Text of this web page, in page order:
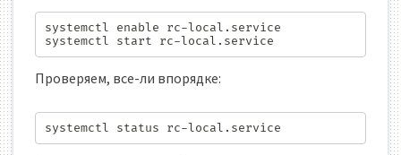
systemctl enable rc-local.service
systemctl start rc-local.service
Проверяем, все-ли впорядке:
systemctl status rc-local.service